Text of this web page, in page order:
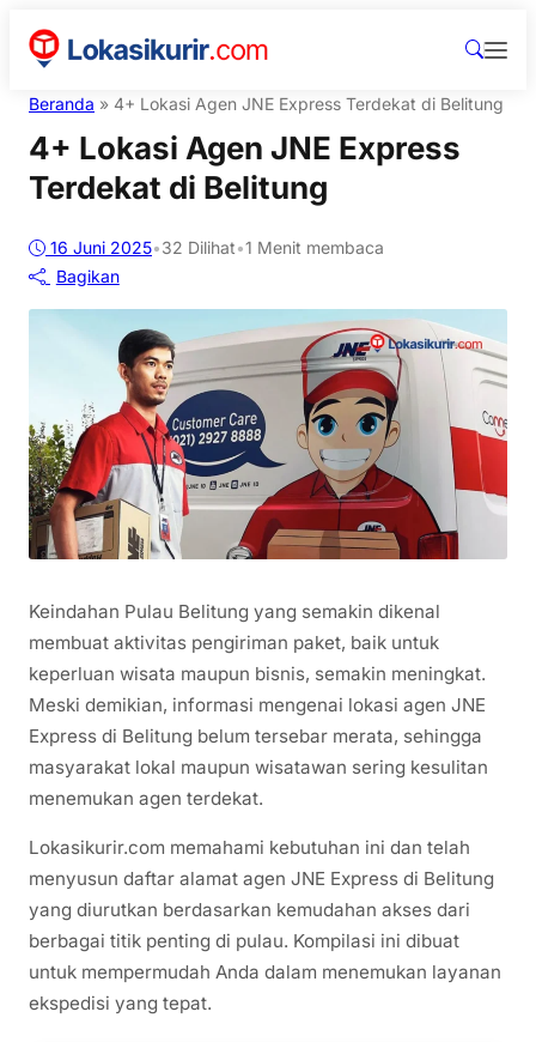
Beranda » 4+ Lokasi Agen JNE Express Terdekat di Belitung
4+ Lokasi Agen JNE Express
Terdekat di Belitung
16 Juni 2025•32 Dilihat•1 Menit membaca
Bagikan
Keindahan Pulau Belitung yang semakin dikenal
membuat aktivitas pengiriman paket, baik untuk
keperluan wisata maupun bisnis, semakin meningkat.
Meski demikian, informasi mengenai lokasi agen JNE
Express di Belitung belum tersebar merata, sehingga
masyarakat lokal maupun wisatawan sering kesulitan
menemukan agen terdekat.
Lokasikurir.com memahami kebutuhan ini dan telah
menyusun daftar alamat agen JNE Express di Belitung
yang diurutkan berdasarkan kemudahan akses dari
berbagai titik penting di pulau. Kompilasi ini dibuat
untuk mempermudah Anda dalam menemukan layanan
ekspedisi yang tepat.